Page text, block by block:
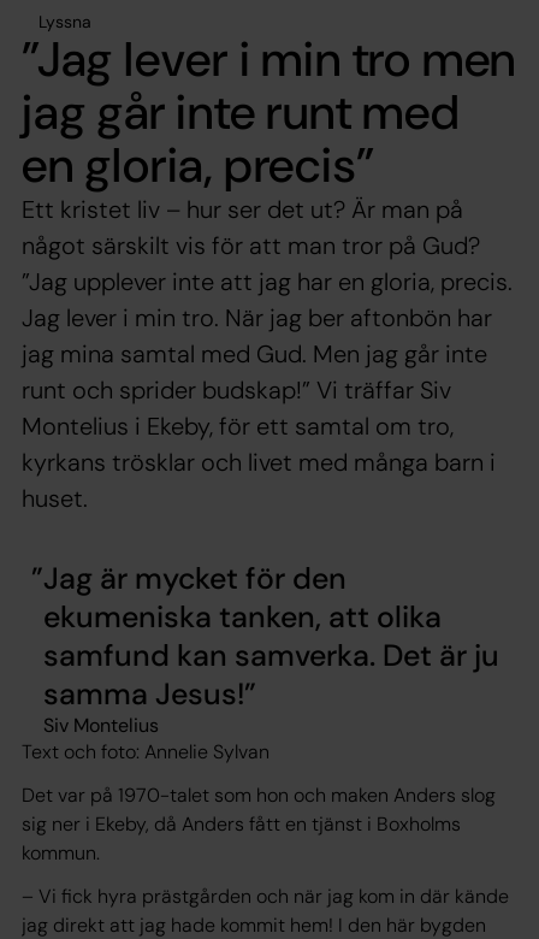
Lyssna
”Jag lever i min tro men
jag går inte runt med
en gloria, precis”
Ett kristet liv – hur ser det ut? Är man på
något särskilt vis för att man tror på Gud?
”Jag upplever inte att jag har en gloria, ­precis.
Jag lever i min tro. När jag ber aftonbön har
jag mina samtal med Gud. Men jag går inte
runt och sprider budskap!” Vi träffar Siv
Montelius i Ekeby, för ett samtal om tro,
kyrkans trösklar och livet med många barn i
huset.
Jag är mycket för den
ekumeniska tanken, att olika
samfund kan samverka. Det är ju
samma Jesus!
Siv Montelius
Text och foto: Annelie Sylvan
Det var på 1970-talet som hon och maken Anders slog
sig ner i Ekeby, då Anders fått en tjänst i Boxholms
kommun.
– Vi fick hyra prästgården och när jag kom in där kände
jag direkt att jag hade kommit hem! I den här bygden